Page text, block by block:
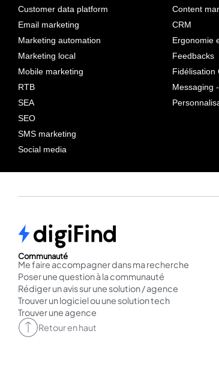
Customer data platform
Email marketing
Marketing automation
Marketing local
Mobile marketing
RTB
SEA
SEO
SMS marketing
Social media
Content
CRM
Ergonomie
Feedbacks
Fidélisation
Messaging
Communauté
Me faire accompagner dans ma recherche
Poser une question à la communauté
Rédiger un avis sur une solution / agence
Trouver un logiciel ou une solution tech
Trouver une agence
Retour en haut